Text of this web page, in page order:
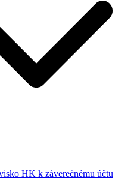
HK k záverečnému účtu